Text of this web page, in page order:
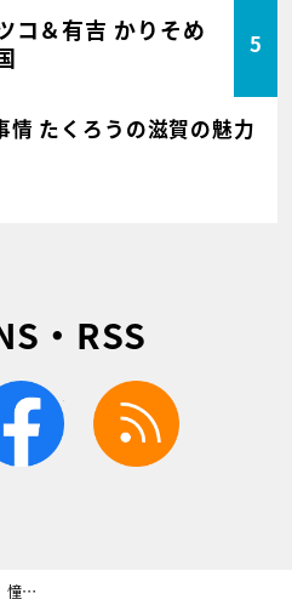
コ＆有吉 かりそめ
5
情 たくろうの滋賀の魅力
・RSS
facebook
谷原章介、憧れのキューバへ！クラシックカー運転のため国際免許証まで取得